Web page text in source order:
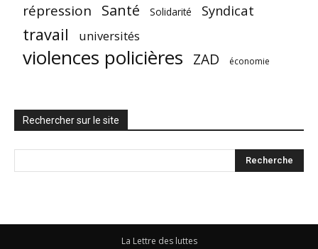
répression Santé Solidarité Syndicat
travail universités
violences policières ZAD économie
Rechercher sur le site
La Lettre des luttes